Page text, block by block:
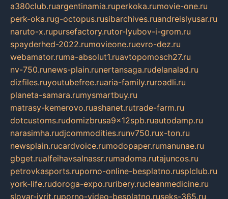
a380club.ruargentinamia.ruperkoka.rumovie-one.ru
perk-oka.rug-octopus.rusibarchives.ruandreislyusar.ru
naruto-x.rupursefactory.rutor-lyubov-i-grom.ru
spayderhed-2022.rumovieone.ruevro-dez.ru
webamator.ruma-absolut1.ruavtopomosch27.ru
nv-750.runews-plain.runertansaga.rudelanalad.ru
dizfiles.ruyoutubefree.ruaria-family.ruroadli.ru
planeta-samara.rumysmartbuy.ru
matrasy-kemerovo.ruashanet.rutrade-farm.ru
dotcustoms.rudomizbrusa9x12spb.ruautodamp.ru
narasimha.rudjcommodities.runv750.rux-ton.ru
newsplain.rucardvoice.rumodopaper.rumanunae.ru
gbget.rualfeihavsalnassr.rumadoma.rutajuncos.ru
petrovkasports.ruporno-online-besplatno.rusplclub.ru
york-life.rudoroga-expo.ruribery.rucleanmedicine.ru
slovar-ivrit.ruporno-video-besplatno.ruseks-365.ru